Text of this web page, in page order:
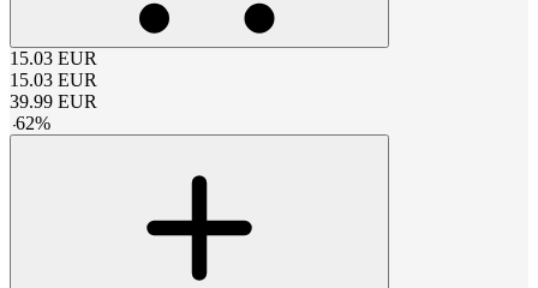
15.03 EUR
15.03 EUR
39.99 EUR
-62%